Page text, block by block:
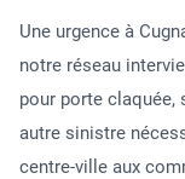
Une urgence à
notre réseau
pour porte claquée,
autre sinistre
centre-ville aux